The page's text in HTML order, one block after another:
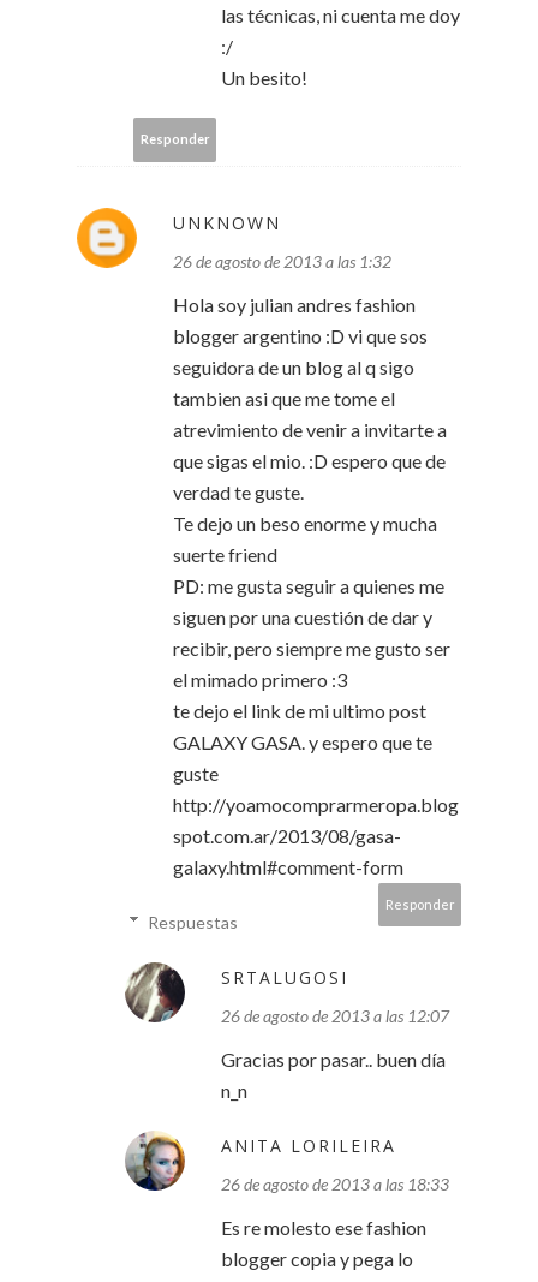
las técnicas, ni cuenta me doy
:/
Un besito!
Responder
UNKNOWN
26 de agosto de 2013 a las 1:32
Hola soy julian andres fashion
blogger argentino :D vi que sos
seguidora de un blog al q sigo
tambien asi que me tome el
atrevimiento de venir a invitarte a
que sigas el mio. :D espero que de
verdad te guste.
Te dejo un beso enorme y mucha
suerte friend
PD: me gusta seguir a quienes me
siguen por una cuestión de dar y
recibir, pero siempre me gusto ser
el mimado primero :3
te dejo el link de mi ultimo post
GALAXY GASA. y espero que te
guste
http://yoamocomprarmeropa.blog
spot.com.ar/2013/08/gasa-
galaxy.html#comment-form
Responder
Respuestas
SRTALUGOSI
26 de agosto de 2013 a las 12:07
Gracias por pasar.. buen día
n_n
ANITA LORILEIRA
26 de agosto de 2013 a las 18:33
Es re molesto ese fashion
blogger copia y pega lo